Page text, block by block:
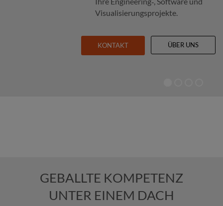
Visua­li­sie­rungs­pro­jek­te.
KONTAKT ÜBER UNS
GEBALLTE KOMPETENZ
UNTER EINEM DACH